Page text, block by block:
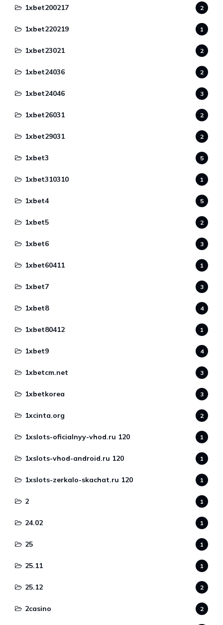
1xbet200217 2
1xbet220219 1
1xbet23021 2
1xbet24036 2
1xbet24046 3
1xbet26031 2
1xbet29031 2
1xbet3 5
1xbet310310 1
1xbet4 5
1xbet5 2
1xbet6 3
1xbet60411 1
1xbet7 3
1xbet8 4
1xbet80412 1
1xbet9 4
1xbetcm.net 3
1xbetkorea 3
1xcinta.org 2
1xslots-oficialnyy-vhod.ru 120 1
1xslots-vhod-android.ru 120 1
1xslots-zerkalo-skachat.ru 120 1
2 1
24.02 1
25 1
25.11 1
25.12 2
2casino 2